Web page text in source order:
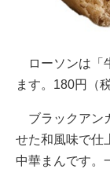
ローソンは「
ます。180円（
ブラックアン
せた和風味で仕
中華まんです。